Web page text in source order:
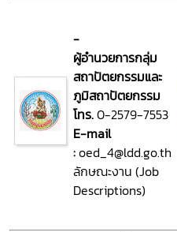
-
ผู้อำนวยการกลุ่ม
สถาปัตยกรรมและ
ภูมิสถาปัตยกรรม
โทร.0-2579-7553
E-mail
:oed_4@ldd.go.th
ลักษณะงาน (Job
Descriptions)